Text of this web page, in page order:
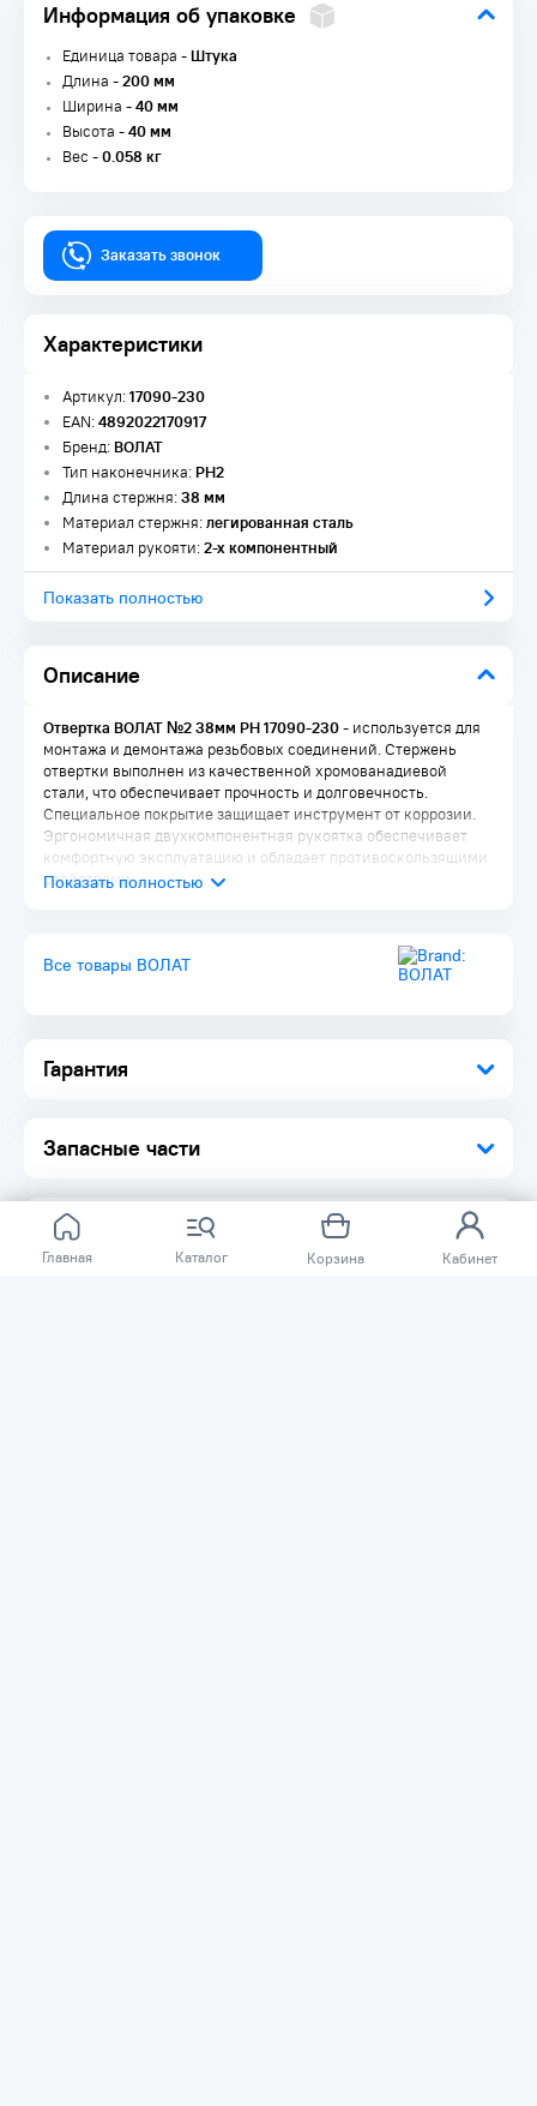
Главная Каталог Корзина Кабинет
Информация об упаковке
Единица товара -Штука
Длина -200 мм
Ширина -40 мм
Высота -40 мм
Вес -0.058 кг
Заказать звонок
Характеристики
Описание
Гарантия
Запасные части
Артикул:17090-230
EAN:4892022170917
Бренд:ВОЛАТ
Тип наконечника:PH2
Длина стержня:38 мм
Материал стержня:легированная сталь
Материал рукояти:2-х компонентный
Показать полностью
Отвертка ВОЛАТ №2 38мм PH 17090-230- используется для
монтажа и демонтажа резьбовых соединений. Стержень
отвертки выполнен из качественной хромованадиевой
стали, что обеспечивает прочность и долговечность.
Специальное покрытие защищает инструмент от коррозии.
Эргономичная двухкомпонентная рукоятка обеспечивает
комфортную эксплуатацию и обладает противоскользящими
свойствами.
Все товары ВОЛАТ